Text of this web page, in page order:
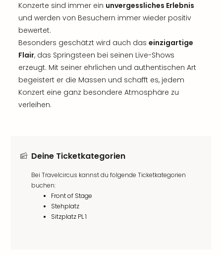
Konzerte sind immer ein unvergessliches Erlebnis
und werden von Besuchern immer wieder positiv
bewertet.
Besonders geschätzt wird auch das einzigartige
Flair, das Springsteen bei seinen Live-Shows
erzeugt. Mit seiner ehrlichen und authentischen Art
begeistert er die Massen und schafft es, jedem
Konzert eine ganz besondere Atmosphäre zu
verleihen.
Deine Ticketkategorien
Bei Travelcircus kannst du folgende Ticketkategorien
buchen:
Front of Stage
Stehplatz
Sitzplatz PL 1